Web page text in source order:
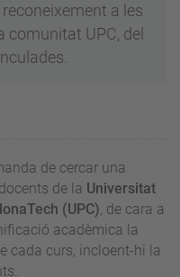
a les
comunitat UPC, del
de cercar una
de la Universitat
(UPC), de cara a
acadèmica la
cada curs, incloent-hi la